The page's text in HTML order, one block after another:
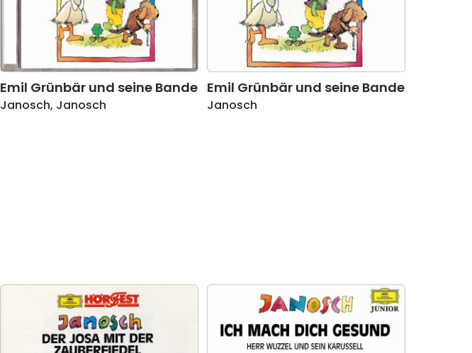
Emil Grünbär und seine Bande
Janosch, Janosch
Emil Grünbär und seine Bande
Janosch